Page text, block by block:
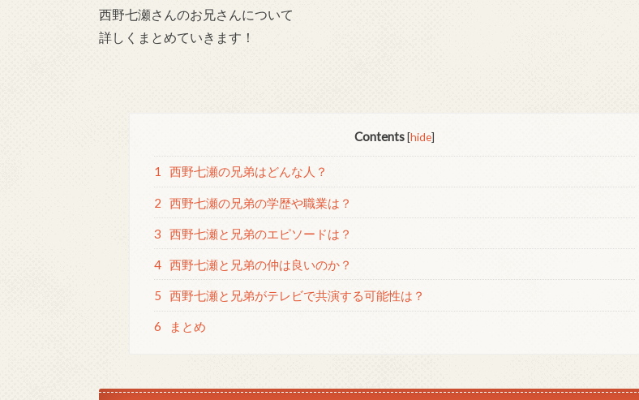
西野七瀬さんのお兄さんについて
詳しくまとめていきます！
Contents [hide]
1 西野七瀬の兄弟はどんな人？
2 西野七瀬の兄弟の学歴や職業は？
3 西野七瀬と兄弟のエピソードは？
4 西野七瀬と兄弟の仲は良いのか？
5 西野七瀬と兄弟がテレビで共演する可能性は？
6 まとめ